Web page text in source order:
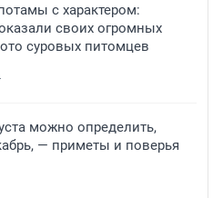
с характером:
своих огромных
суровых питомцев
можно определить,
— приметы и поверья